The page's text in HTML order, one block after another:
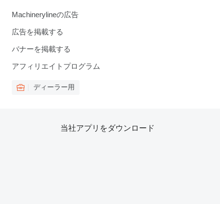
Machinerylineの広告
広告を掲載する
バナーを掲載する
アフィリエイトプログラム
ディーラー用
当社アプリをダウンロード